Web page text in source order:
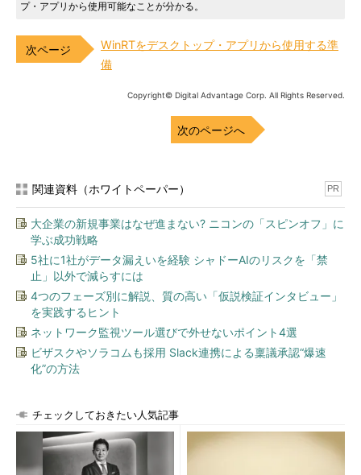
プ・アプリから使用可能なことが分かる。
WinRTをデスクトップ・アプリから使用する準
備
Copyright© Digital Advantage Corp. All Rights Reserved.
次のページへ
関連資料（ホワイトペーパー） PR
大企業の新規事業はなぜ進まない? ニコンの「スピンオフ」に
学ぶ成功戦略
5社に1社がデータ漏えいを経験 シャドーAIのリスクを「禁
止」以外で減らすには
4つのフェーズ別に解説、質の高い「仮説検証インタビュー」
を実践するヒント
ネットワーク監視ツール選びで外せないポイント4選
ビザスクやソラコムも採用 Slack連携による稟議承認“爆速
化”の方法
チェックしておきたい人気記事